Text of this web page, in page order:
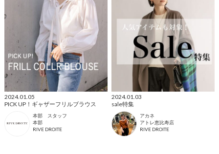
2024.01.05
PICK UP！ギャザーフリルブラウス
本部 スタッフ
本部
RIVE DROITE
2024.01.03
sale特集
アカネ
アトレ恵比寿店
RIVE DROITE